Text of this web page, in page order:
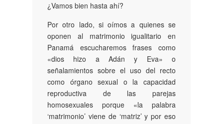
¿Vamos bien hasta ahí?
Por otro lado, si oímos a quienes se
oponen al matrimonio igualitario en
Panamá escucharemos frases como
«dios hizo a Adán y Eva» o
señalamientos sobre el uso del recto
como órgano sexual o la capacidad
reproductiva de las parejas
homosexuales porque «la palabra
‘matrimonio’ viene de ‘matriz’ y por eso